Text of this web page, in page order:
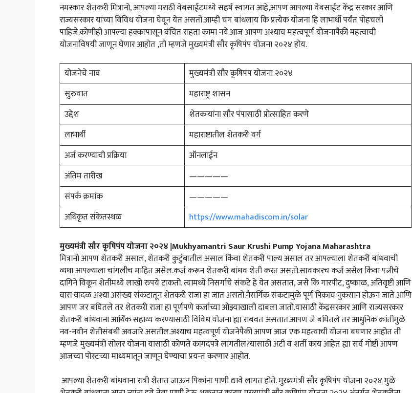
नमस्कार शेतकरी मित्रानो, आपल्या मराठी वेबसाईटमध्ये सहर्ष स्वागत आहे,आपण आपल्या वेबसाईट केंद्र सरकार आणि
राज्यसरकार यांच्या विविध योजना घेवून येत असतो.आम्ही चंग बांधलाय कि प्रत्येक योजना हि लाभार्थी पर्यंत पोहचली
पाहिजे.कोणीही आपल्या हक्कापासून वंचित राहता कामा नये.आज आपण अश्याच महत्वपूर्ण योजनापैकी महत्वाची
योजनाविषयी जाणून घेणार आहोत ,ती म्हणजे मुख्यमंत्री सौर कृषिपंप योजना २०२४ होय.
योजनेचे नाव
मुख्यमंत्री सौर कृषिपंप योजना २०२४
सुरुवात
महाराष्ट्र शासन
उद्देश
शेतकऱ्यांना सौर पंपासाठी प्रोत्साहित करणे
लाभार्थी
महाराष्टातील शेतकरी वर्ग
अर्ज करण्याची प्रक्रिया
ऑनलाईन
अंतिम तारीख
—————
संपर्क क्रमांक
—————
अधिकृत संकेतस्थळ
https://www.mahadiscom.in/solar
मुख्यमंत्री सौर कृषिपंप योजना २०२४ |Mukhyamantri Saur Krushi Pump Yojana Maharashtra
मित्रानो आपण शेतकरी असाल, शेतकरी कुटुंबातील असाल किंवा शेतकरी पाल्य असाल तर आपल्याला शेतकरी बांधवाची
व्यथा आपल्याला चांगलीच माहित असेल.कर्ज करून शेतकरी बांधव शेती करत असतो.सावकारच कर्ज असेल किंवा पत्नीचे
दागिने विकून शेतीमध्ये लाखो रुपये टाकतो. त्यामध्ये निसर्गाचे संकटे हे येत असतात, जसे कि गारपीट, दुष्काळ, अतिवृष्टी आणि
वारा वादळ अश्या असंख्य संकटातून शेतकरी राजा हा जात असतो.नैसर्गिक संकटामुळे पूर्ण पिकाच नुकसान होऊन जाते आणि
आपण जर बघितले तर शेतकरी राजा हा पूर्णपणे कर्जाच्या ओझ्याखाली दाबला जातो.यासाठी केंद्रसरकार आणि राज्यसरकार
शेतकरी बांधवाना आर्थिक सहाय्य करण्यासाठी विविध योजना ह्या राबवत असतात.आपण जे बघितले तर आधुनिक क्रांतीमुळे
नव-नवीन शेतीसंबधी अवजारे असतील.अश्याच महत्वपूर्ण योजनेपैकी आपण आज एक महत्वाची योजना बघणार आहोत ती
म्हणजे मुख्यमंत्री सोलर योजना यासाठी कोणते कागदपत्रे लागतील?यासाठी अटी व शर्ती काय आहेत ह्या सर्व गोष्टी आपण
आजच्या पोस्टच्या माध्यमातून जाणून घेण्याचा प्रयन्त करणार आहोत.
आपल्या शेतकरी बांधवाना रात्री शेतात जाऊन पिकांना पाणी द्यावे लागत होते. मुख्यमंत्री सौर कृषिपंप योजना २०२४ मुळे